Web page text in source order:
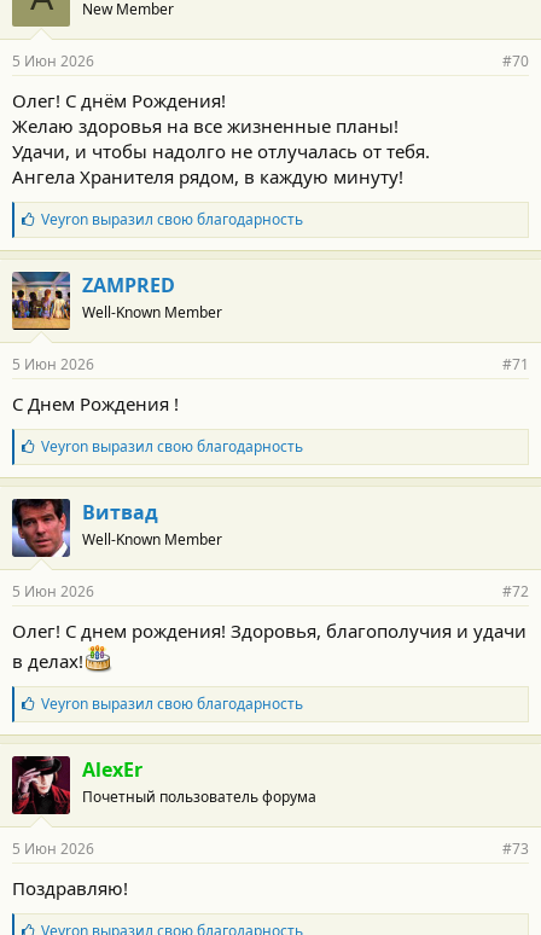
д
а
н
с
т
и
New Member
5 Июн 2026 #70
Олег! С днём Рождения!
Желаю здоровья на все жизненные планы!
Удачи, и чтобы надолго не отлучалась от тебя.
Ангела Хранителя рядом, в каждую минуту!
Б
л
а
г
о
д
а
н
с
т
и
:
Veyronвыразил свою благодарность
ZAMPRED
Well-Known Member
5 Июн 2026 #71
С Днем Рождения !
Б
л
а
г
о
д
а
н
с
т
:
Veyronвыразил свою благодарность
Витвад
Well-Known Member
5 Июн 2026 #72
Олег! С днем рождения! Здоровья, благополучия и удачи
в делах!
Б
л
а
г
о
д
а
н
с
т
Veyronвыразил свою благодарность
AlexEr
Почетный пользователь форума
5 Июн 2026 #73
Поздравляю!
Б
Veyronвыразил свою благодарность